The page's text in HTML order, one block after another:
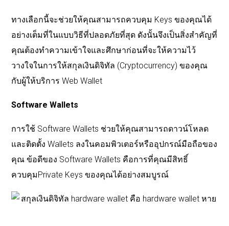
ทางเลือกนี้จะช่วยให้คุณสามารถควบคุม Keys ของคุณได้
อย่างเต็มที่ในแบบวิธีที่ปลอดภัยที่สุด ดังนั้นจึงเป็นสิ่งสำคัญที่
คุณต้องทำความเข้าใจและศึกษาก่อนที่จะให้ความไว้
วางใจในการให้สกุลเงินดิจิทัล (Cryptocurrency) ของคุณ
กับผู้ให้บริการ Web Wallet
Software Wallets
การใช้ Software Wallets ช่วยให้คุณสามารถดาวน์โหลด
และติดตั้ง Wallets ลงในคอมพิวเตอร์หรืออุปกรณ์มือถือของ
คุณ ข้อดีของ Software Wallets คือการที่คุณมีสิทธิ์
ควบคุมPrivate Keys ของคุณได้อย่างสมบูรณ์